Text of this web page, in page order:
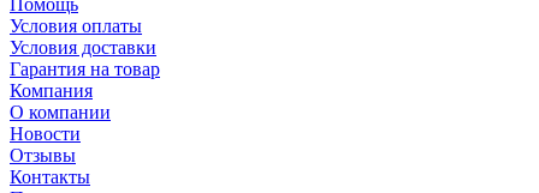
Помощь
Условия оплаты
Условия доставки
Гарантия на товар
Компания
О компании
Новости
Отзывы
Контакты